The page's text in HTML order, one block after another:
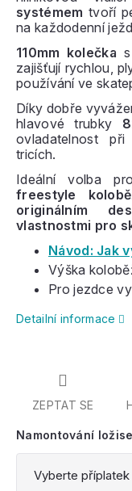
Namontování
systémem tvoří
na každodenní
110mm kolečka
zajišťují rychlou,
používání ve
Díky dobře
hlavové trubky
ovladatelnost
tricích.
Ideální volba
freestyle
originálním
vlastnostmi pro
Návod: Jak
Výška
Pro jezdce
Detailní informace
ZEPTAT SE